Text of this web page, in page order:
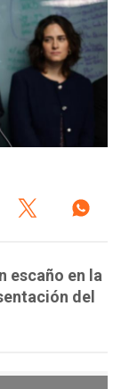
escaño en la
del